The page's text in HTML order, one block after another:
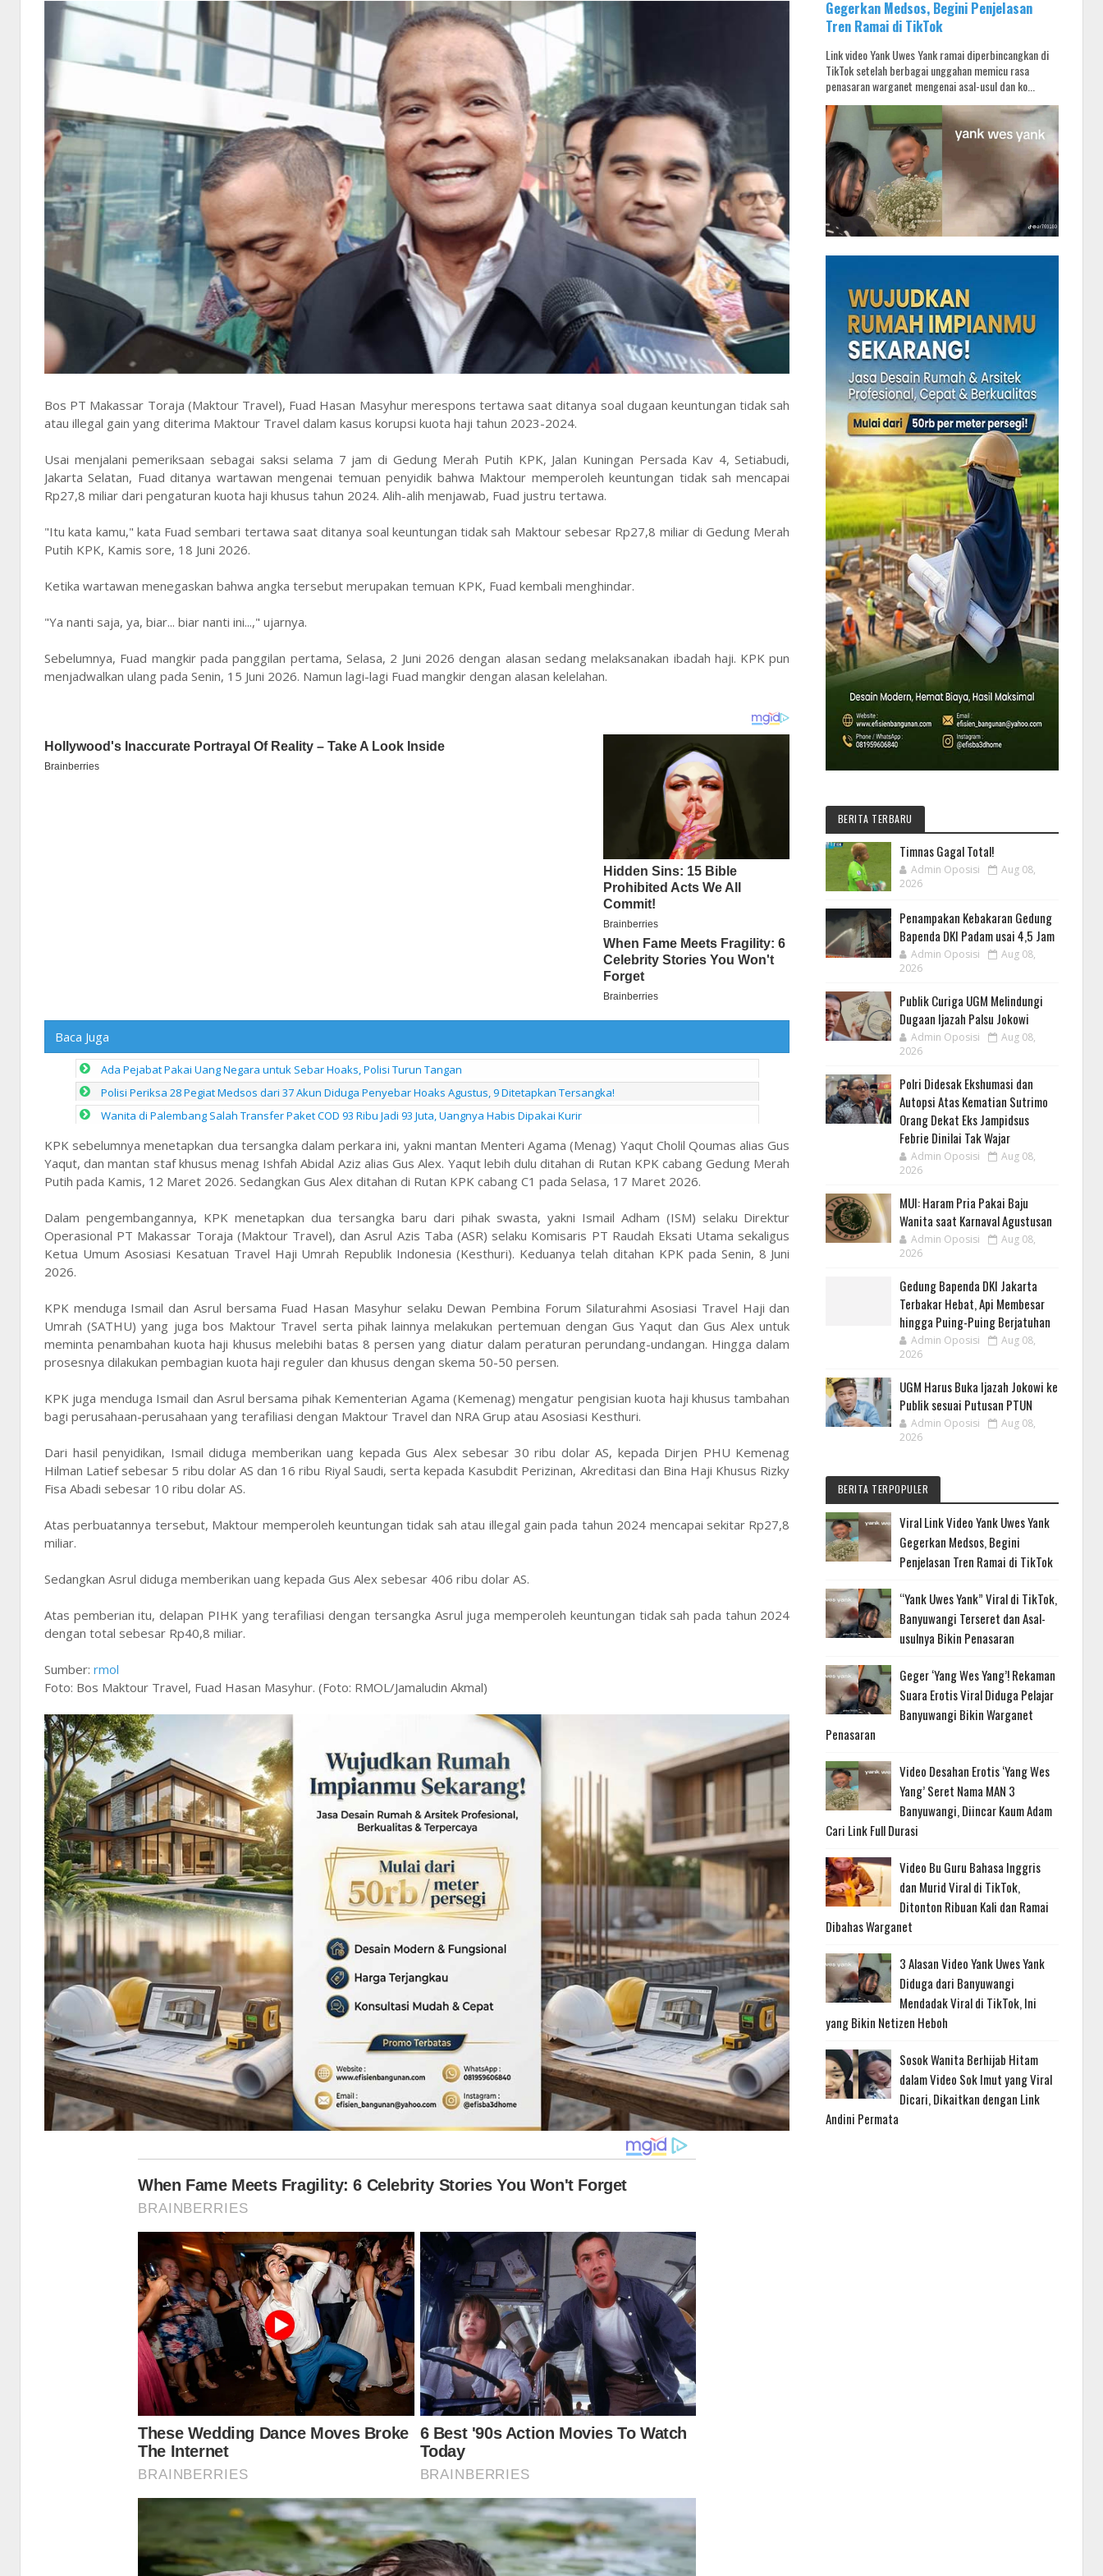
Bos PT Makassar Toraja (Maktour Travel), Fuad Hasan Masyhur merespons tertawa saat ditanya soal dugaan keuntungan tidak sah
atau illegal gain yang diterima Maktour Travel dalam kasus korupsi kuota haji tahun 2023-2024.
Usai menjalani pemeriksaan sebagai saksi selama 7 jam di Gedung Merah Putih KPK, Jalan Kuningan Persada Kav 4, Setiabudi,
Jakarta Selatan, Fuad ditanya wartawan mengenai temuan penyidik bahwa Maktour memperoleh keuntungan tidak sah mencapai
Rp27,8 miliar dari pengaturan kuota haji khusus tahun 2024. Alih-alih menjawab, Fuad justru tertawa.
"Itu kata kamu," kata Fuad sembari tertawa saat ditanya soal keuntungan tidak sah Maktour sebesar Rp27,8 miliar di Gedung Merah
Putih KPK, Kamis sore, 18 Juni 2026.
Ketika wartawan menegaskan bahwa angka tersebut merupakan temuan KPK, Fuad kembali menghindar.
"Ya nanti saja, ya, biar... biar nanti ini...," ujarnya.
Sebelumnya, Fuad mangkir pada panggilan pertama, Selasa, 2 Juni 2026 dengan alasan sedang melaksanakan ibadah haji. KPK pun
menjadwalkan ulang pada Senin, 15 Juni 2026. Namun lagi-lagi Fuad mangkir dengan alasan kelelahan.
Baca Juga
Ada Pejabat Pakai Uang Negara untuk Sebar Hoaks, Polisi Turun Tangan
Polisi Periksa 28 Pegiat Medsos dari 37 Akun Diduga Penyebar Hoaks Agustus, 9 Ditetapkan Tersangka!
Wanita di Palembang Salah Transfer Paket COD 93 Ribu Jadi 93 Juta, Uangnya Habis Dipakai Kurir
KPK sebelumnya menetapkan dua tersangka dalam perkara ini, yakni mantan Menteri Agama (Menag) Yaqut Cholil Qoumas alias Gus
Yaqut, dan mantan staf khusus menag Ishfah Abidal Aziz alias Gus Alex. Yaqut lebih dulu ditahan di Rutan KPK cabang Gedung Merah
Putih pada Kamis, 12 Maret 2026. Sedangkan Gus Alex ditahan di Rutan KPK cabang C1 pada Selasa, 17 Maret 2026.
Dalam pengembangannya, KPK menetapkan dua tersangka baru dari pihak swasta, yakni Ismail Adham (ISM) selaku Direktur
Operasional PT Makassar Toraja (Maktour Travel), dan Asrul Azis Taba (ASR) selaku Komisaris PT Raudah Eksati Utama sekaligus
Ketua Umum Asosiasi Kesatuan Travel Haji Umrah Republik Indonesia (Kesthuri). Keduanya telah ditahan KPK pada Senin, 8 Juni
2026.
KPK menduga Ismail dan Asrul bersama Fuad Hasan Masyhur selaku Dewan Pembina Forum Silaturahmi Asosiasi Travel Haji dan
Umrah (SATHU) yang juga bos Maktour Travel serta pihak lainnya melakukan pertemuan dengan Gus Yaqut dan Gus Alex untuk
meminta penambahan kuota haji khusus melebihi batas 8 persen yang diatur dalam peraturan perundang-undangan. Hingga dalam
prosesnya dilakukan pembagian kuota haji reguler dan khusus dengan skema 50-50 persen.
KPK juga menduga Ismail dan Asrul bersama pihak Kementerian Agama (Kemenag) mengatur pengisian kuota haji khusus tambahan
bagi perusahaan-perusahaan yang terafiliasi dengan Maktour Travel dan NRA Grup atau Asosiasi Kesthuri.
Dari hasil penyidikan, Ismail diduga memberikan uang kepada Gus Alex sebesar 30 ribu dolar AS, kepada Dirjen PHU Kemenag
Hilman Latief sebesar 5 ribu dolar AS dan 16 ribu Riyal Saudi, serta kepada Kasubdit Perizinan, Akreditasi dan Bina Haji Khusus Rizky
Fisa Abadi sebesar 10 ribu dolar AS.
Atas perbuatannya tersebut, Maktour memperoleh keuntungan tidak sah atau illegal gain pada tahun 2024 mencapai sekitar Rp27,8
miliar.
Sedangkan Asrul diduga memberikan uang kepada Gus Alex sebesar 406 ribu dolar AS.
Atas pemberian itu, delapan PIHK yang terafiliasi dengan tersangka Asrul juga memperoleh keuntungan tidak sah pada tahun 2024
dengan total sebesar Rp40,8 miliar.
Sumber: rmol
Foto: Bos Maktour Travel, Fuad Hasan Masyhur. (Foto: RMOL/Jamaludin Akmal)
Gegerkan Medsos, Begini Penjelasan
Tren Ramai di TikTok
Link video Yank Uwes Yank ramai diperbincangkan di
TikTok setelah berbagai unggahan memicu rasa
penasaran warganet mengenai asal-usul dan ko...
BERITA TERBARU
Timnas Gagal Total!
Admin Oposisi
Aug 08,
2026
Penampakan Kebakaran Gedung
Bapenda DKI Padam usai 4,5 Jam
Admin Oposisi
Aug 08,
2026
Publik Curiga UGM Melindungi
Dugaan Ijazah Palsu Jokowi
Admin Oposisi
Aug 08,
2026
Polri Didesak Ekshumasi dan
Autopsi Atas Kematian Sutrimo
Orang Dekat Eks Jampidsus
Febrie Dinilai Tak Wajar
Admin Oposisi
Aug 08,
2026
MUI: Haram Pria Pakai Baju
Wanita saat Karnaval Agustusan
Admin Oposisi
Aug 08,
2026
Gedung Bapenda DKI Jakarta
Terbakar Hebat, Api Membesar
hingga Puing-Puing Berjatuhan
Admin Oposisi
Aug 08,
2026
UGM Harus Buka Ijazah Jokowi ke
Publik sesuai Putusan PTUN
Admin Oposisi
Aug 08,
2026
BERITA TERPOPULER
Viral Link Video Yank Uwes Yank
Gegerkan Medsos, Begini
Penjelasan Tren Ramai di TikTok
“Yank Uwes Yank” Viral di TikTok,
Banyuwangi Terseret dan Asal-
usulnya Bikin Penasaran
Geger ‘Yang Wes Yang’! Rekaman
Suara Erotis Viral Diduga Pelajar
Banyuwangi Bikin Warganet
Penasaran
Video Desahan Erotis ‘Yang Wes
Yang’ Seret Nama MAN 3
Banyuwangi, Diincar Kaum Adam
Cari Link Full Durasi
Video Bu Guru Bahasa Inggris
dan Murid Viral di TikTok,
Ditonton Ribuan Kali dan Ramai
Dibahas Warganet
3 Alasan Video Yank Uwes Yank
Diduga dari Banyuwangi
Mendadak Viral di TikTok, Ini
yang Bikin Netizen Heboh
Sosok Wanita Berhijab Hitam
dalam Video Sok Imut yang Viral
Dicari, Dikaitkan dengan Link
Andini Permata